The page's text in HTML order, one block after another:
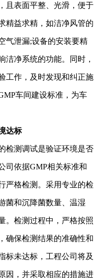
且表面平整、光滑，便于
精益求精，如洁净风管的
气泄漏;设备的安装要精
洁净系统的功能。同时，
工作，及时发现和纠正施
车间建设标准，为车
达标
测调试是验证环境是否
司依据GMP相关标准和
严格检测。采用专业的检
菌和沉降菌数量、温湿
。检测过程中，严格按照
确保检测结果的准确性和
标未达标，工程公司将及
因，并采取相应的措施进